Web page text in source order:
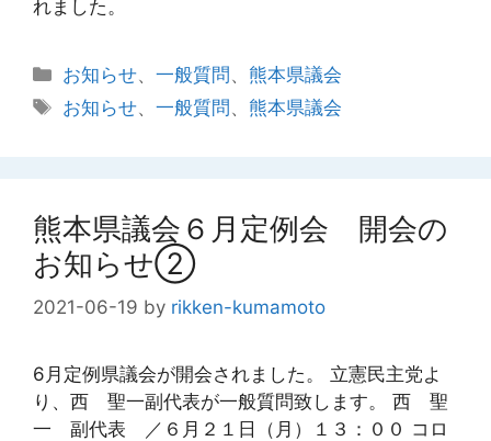
れました。
カ
テ
ゴ
お知らせ、一般質問、熊本県議会
タ
お知らせ、一般質問、熊本県議会
熊本県議会６月定例会 開会の
お知らせ②
2021-06-19 by rikken-kumamoto
6月定例県議会が開会されました。 立憲民主党よ
り、西 聖一副代表が一般質問致します。 西 聖
一 副代表 ／６月２１日（月）１３：００ コロ